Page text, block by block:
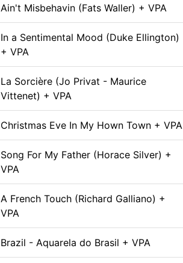
Ain't Misbehavin (Fats Waller) + VPA
In a Sentimental Mood (Duke Ellington)
+ VPA
La Sorcière (Jo Privat - Maurice
Vittenet) + VPA
Christmas Eve In My Hown Town + VPA
Song For My Father (Horace Silver) +
VPA
A French Touch (Richard Galliano) +
VPA
Brazil - Aquarela do Brasil + VPA